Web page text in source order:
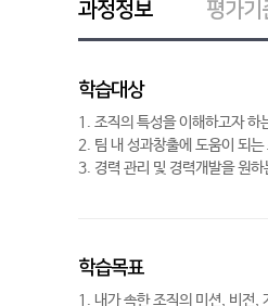
과정정보 평가기
학습대상
1. 조직의 특성을 이해하고자 하
2. 팀 내 성과창출에 도움이 되
3. 경력 관리 및 경력개발을 원하
학습목표
1. 내가 속한 조직의 미션, 비전,